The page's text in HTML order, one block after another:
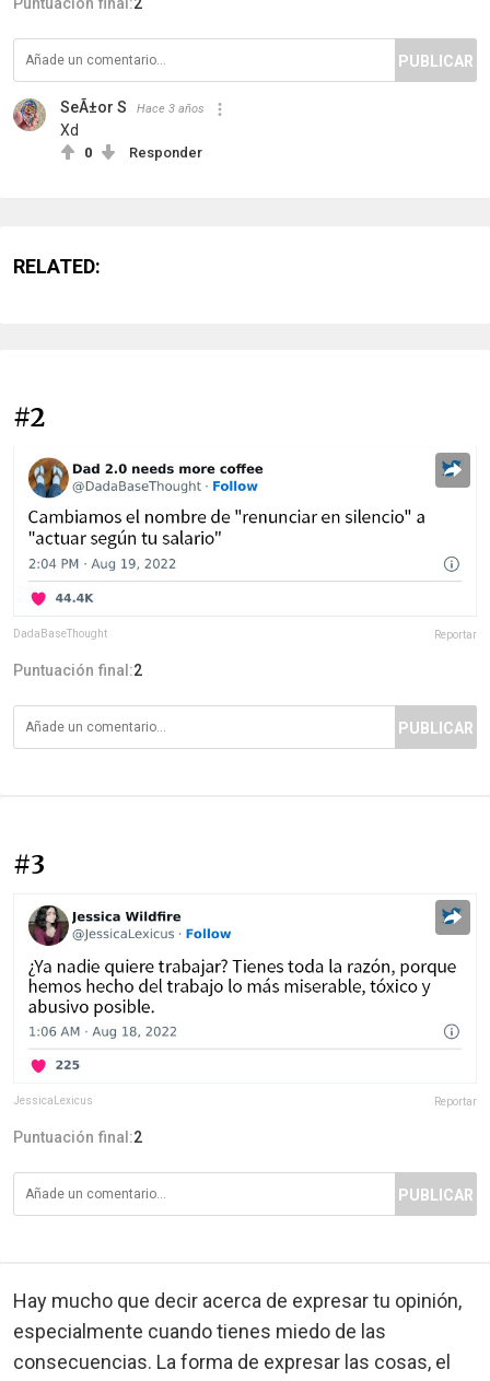
PUBLICAR
SeÃ±or S Hace 3 años
Xd
0 Responder
RELATED:
#2
DadaBaseThought Reportar
Puntuación final:2
PUBLICAR
#3
JessicaLexicus Reportar
Puntuación final:2
PUBLICAR
Hay mucho que decir acerca de expresar tu opinión,
especialmente cuando tienes miedo de las
consecuencias. La forma de expresar las cosas, el